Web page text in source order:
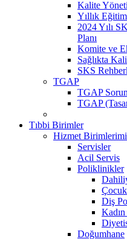
Kalite
Yıllık Eğitim
2024 Yılı
Planı
Komite ve
Sağlıkta
SKS
TGAP
TGAP
TGAP
Tıbbi Birimler
Hizmet
Servisler
Acil Servis
Poliklinikler
Diş
Doğumhane